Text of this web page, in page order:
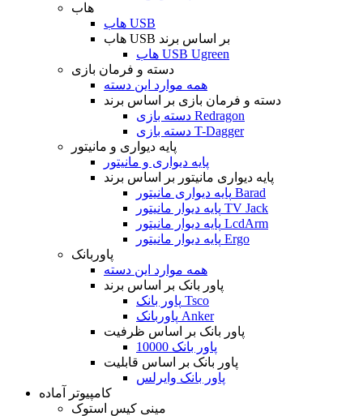
هاب
هاب USB
هاب USB بر اساس برند
هاب USB Ugreen
دسته و فرمان بازی
همه موارد این دسته
دسته و فرمان بازی بر اساس برند
دسته بازی Redragon
دسته بازی T-Dagger
پایه دیواری و مانیتور
پایه دیواری و مانیتور
پایه دیواری مانیتور بر اساس برند
پایه دیواری مانیتور Barad
پایه دیوار مانیتور TV Jack
پایه دیوار مانیتور LcdArm
پایه دیوار مانیتور Ergo
پاوربانک
همه موارد این دسته
پاور بانک بر اساس برند
پاور بانک Tsco
پاوربانک Anker
پاور بانک بر اساس ظرفیت
پاور بانک 10000
پاور بانک بر اساس قابلیت
پاور بانک وایرلس
کامپیوتر آماده
مینی کیس استوک